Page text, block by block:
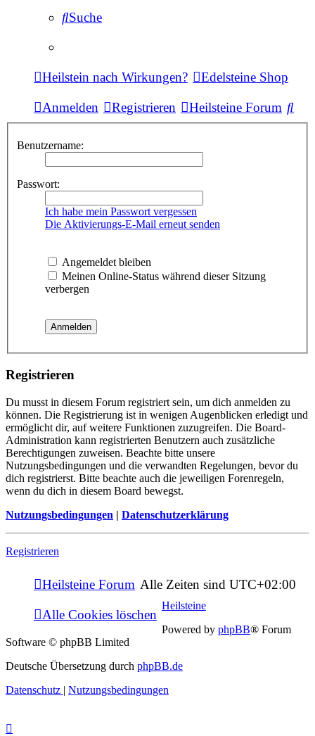
Suche
Heilstein nach Wirkungen? Edelsteine Shop
Anmelden Registrieren Heilsteine Forum
Benutzername:
Passwort:
Ich habe mein Passwort vergessen
Die Aktivierungs-E-Mail erneut senden
Angemeldet bleiben
Meinen Online-Status während dieser Sitzung
verbergen
Registrieren
Du musst in diesem Forum registriert sein, um dich anmelden zu
können. Die Registrierung ist in wenigen Augenblicken erledigt und
ermöglicht dir, auf weitere Funktionen zuzugreifen. Die Board-
Administration kann registrierten Benutzern auch zusätzliche
Berechtigungen zuweisen. Beachte bitte unsere
Nutzungsbedingungen und die verwandten Regelungen, bevor du
dich registrierst. Bitte beachte auch die jeweiligen Forenregeln,
wenn du dich in diesem Board bewegst.
Nutzungsbedingungen | Datenschutzerklärung
Registrieren
Heilsteine Forum Alle Zeiten sind UTC+02:00
Alle Cookies löschen
Heilsteine
Powered by phpBB® Forum
Software © phpBB Limited
Deutsche Übersetzung durch phpBB.de
Datenschutz | Nutzungsbedingungen